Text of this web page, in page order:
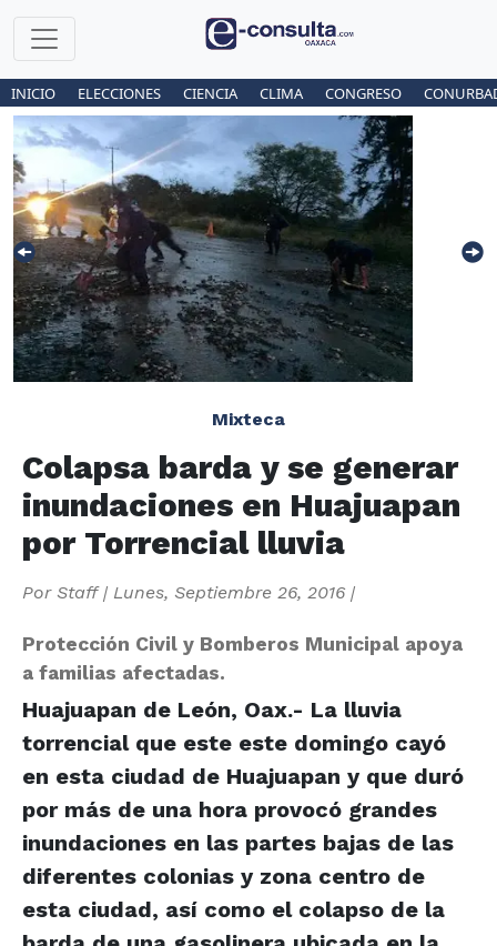
INICIO ELECCIONES CIENCIA CLIMA CONGRESO
Mixteca
Colapsa barda y se generar
inundaciones en Huajuapan
por Torrencial lluvia
Por Staff| Lunes, Septiembre 26, 2016 |
Protección Civil y Bomberos Municipal apoya
a familias afectadas.
Huajuapan de León, Oax.- La lluvia
torrencial que este este domingo cayó
en esta ciudad de Huajuapan y que duró
por más de una hora provocó grandes
inundaciones en las partes bajas de las
diferentes colonias y zona centro de
esta ciudad, así como el colapso de la